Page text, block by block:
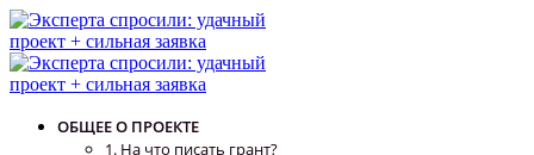
ОБЩЕЕ О ПРОЕКТЕ
1. На что писать грант?